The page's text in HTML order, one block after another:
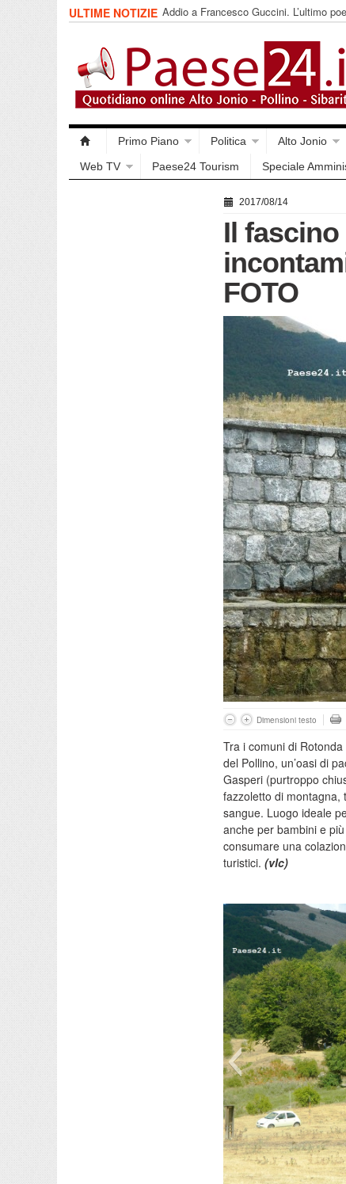
ULTIME NOTIZIE Addio a Francesco Guccini. L’ultimo
impegnata
Primo Piano Politica Alto Jonio
Web TV
Paese24 Tourism Speciale
2017/08/14
Il
FOTO
Dimensioni testo
Tra i comuni di Rotonda
del Pollino, un’oasi di
Gasperi (purtroppo
fazzoletto di montagna,
sangue. Luogo ideale
anche per bambini e
consumare una
turistici. (vlc)